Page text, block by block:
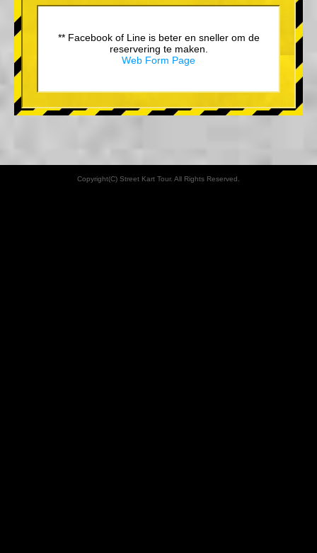
** Facebook of Line is beter en sneller om de
reservering te maken.
Web Form Page
Copyright(C) Street Kart Tour. All Rights Reserved.